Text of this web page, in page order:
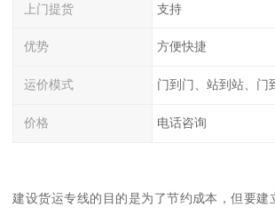
上门提货 支持
优势 方便快捷
运价模式 门到门、站到站、门
价格 电话咨询
建设货运专线的目的是为了节约成本，但要建